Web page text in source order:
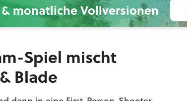
monatliche Vollversionen
Spiel mischt
Blade